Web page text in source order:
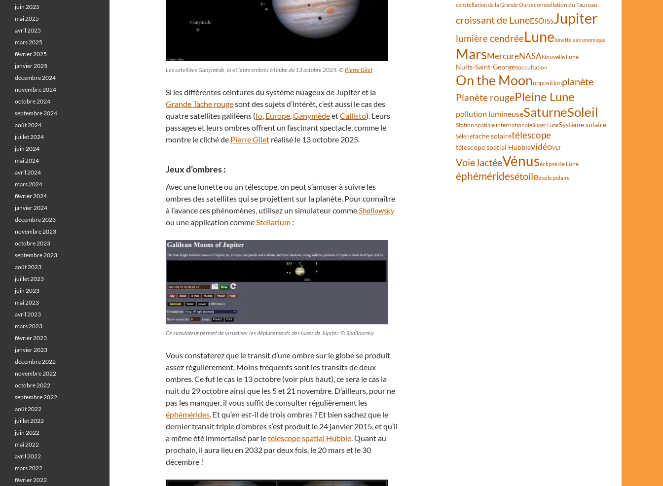
Les satellites Ganymède, Io et leurs ombres à l’aube du 13 octobre 2025. ©Pierre Gilet
Si les différentes ceintures du système nuageux de Jupiter et la
Grande Tache rougesont des sujets d’intérêt, c’est aussi le cas des
quatre satellites galiléens (Io, Europe,GanymèdeetCallisto). Leurs
passages et leurs ombres offrent un fascinant spectacle, comme le
montre le cliché de Pierre Gilet réalisé le 13 octobre 2025.
Jeux d’ombres :
Avec une lunette ou un télescope, on peut s’amuser à suivre les
ombres des satellites qui se projettent sur la planète. Pour connaître
à l’avance ces phénomènes, utilisez un simulateur commeShallowsky
ou une application commeStellarium :
Ce simulateur permet de visualiser les déplacements des lunes de Jupiter. © Shallowsky
Vous constaterez que le transit d’une ombre sur le globe se produit
assez régulièrement. Moins fréquents sont les transits de deux
ombres. Ce fut le cas le 13 octobre (voir plus haut), ce sera le cas la
nuit du 29 octobre ainsi que les 5 et 21 novembre. D’ailleurs, pour ne
pas les manquer, il vous suffit de consulter régulièrement les
éphémérides. Et qu’en est-il de trois ombres ? Et bien sachez que le
dernier transit triple d’ombres s’est produit le 24 janvier 2015, et qu’il
a même été immortalisé par letélescope spatial Hubble. Quant au
prochain, il aura lieu en 2032 par deux fois, le 20 mars et le 30
décembre !
constellation de la Grande Ourseconstellation du Taureau
croissant de LuneESOISSJupiter
lumière cendréeLunelunette astronomique
MarsMercureNASANouvelle Lune
Nuits-Saint-Georgesoccultation
On the Moonoppositionplanète
Planète rougePleine Lune
pollution lumineuseSaturneSoleil
Station spatiale internationaleSuper LuneSystème solaire
Sélénétache solairetélescope
télescope spatial HubblevidéoVLT
Voie lactéeVénuséclipse de Lune
éphéméridesétoileétoile polaire
juin 2025
mai 2025
avril 2025
mars 2025
février 2025
janvier 2025
décembre 2024
novembre 2024
octobre 2024
septembre 2024
août 2024
juillet 2024
juin 2024
mai 2024
avril 2024
mars 2024
février 2024
janvier 2024
décembre 2023
novembre 2023
octobre 2023
septembre 2023
août 2023
juillet 2023
juin 2023
mai 2023
avril 2023
mars 2023
février 2023
janvier 2023
décembre 2022
novembre 2022
octobre 2022
septembre 2022
août 2022
juillet 2022
juin 2022
mai 2022
avril 2022
mars 2022
février 2022